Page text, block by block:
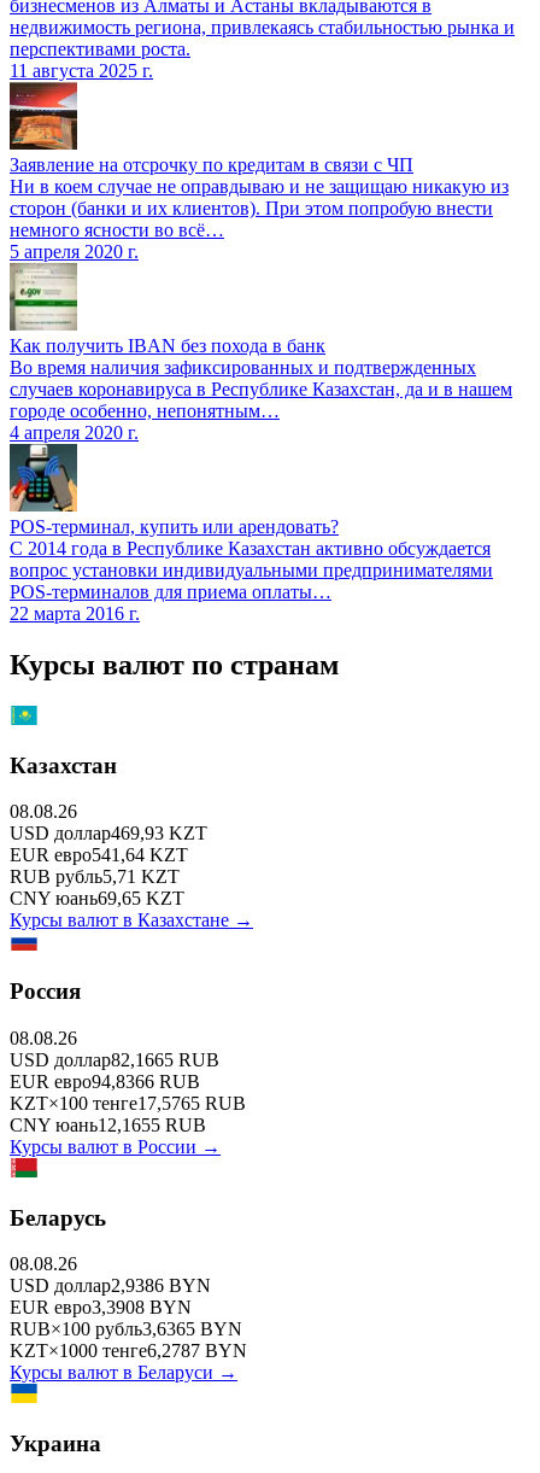
бизнесменов из Алматы и Астаны вкладываются в
недвижимость региона, привлекаясь стабильностью рынка и
перспективами роста.
11 августа 2025 г.
Заявление на отсрочку по кредитам в связи с ЧП
Ни в коем случае не оправдываю и не защищаю никакую из
сторон (банки и их клиентов). При этом попробую внести
немного ясности во всё…
5 апреля 2020 г.
Как получить IBAN без похода в банк
Во время наличия зафиксированных и подтвержденных
случаев коронавируса в Республике Казахстан, да и в нашем
городе особенно, непонятным…
4 апреля 2020 г.
POS-терминал, купить или арендовать?
С 2014 года в Республике Казахстан активно обсуждается
вопрос установки индивидуальными предпринимателями
POS-терминалов для приема оплаты…
22 марта 2016 г.
Курсы валют по странам
Казахстан
08.08.26
USD доллар469,93 KZT
EUR евро541,64 KZT
RUB рубль5,71 KZT
CNY юань69,65 KZT
Курсы валют в Казахстане →
Россия
08.08.26
USD доллар82,1665 RUB
EUR евро94,8366 RUB
KZT×100 тенге17,5765 RUB
CNY юань12,1655 RUB
Курсы валют в России →
Беларусь
08.08.26
USD доллар2,9386 BYN
EUR евро3,3908 BYN
RUB×100 рубль3,6365 BYN
KZT×1000 тенге6,2787 BYN
Курсы валют в Беларуси →
Украина